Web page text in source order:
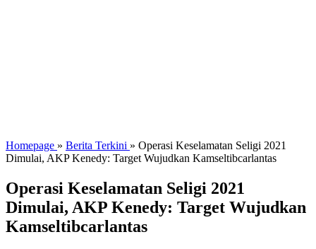
Homepage » Berita Terkini » Operasi Keselamatan Seligi 2021
Dimulai, AKP Kenedy: Target Wujudkan Kamseltibcarlantas
Operasi Keselamatan Seligi 2021
Dimulai, AKP Kenedy: Target Wujudkan
Kamseltibcarlantas